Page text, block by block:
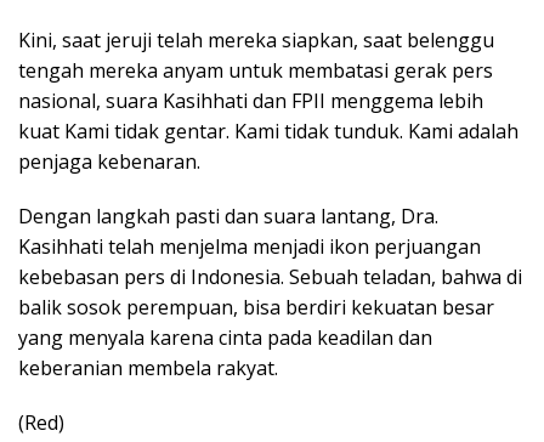
Kini, saat jeruji telah mereka siapkan, saat belenggu
tengah mereka anyam untuk membatasi gerak pers
nasional, suara Kasihhati dan FPII menggema lebih
kuat Kami tidak gentar. Kami tidak tunduk. Kami adalah
penjaga kebenaran.
Dengan langkah pasti dan suara lantang, Dra.
Kasihhati telah menjelma menjadi ikon perjuangan
kebebasan pers di Indonesia. Sebuah teladan, bahwa di
balik sosok perempuan, bisa berdiri kekuatan besar
yang menyala karena cinta pada keadilan dan
keberanian membela rakyat.
(Red)